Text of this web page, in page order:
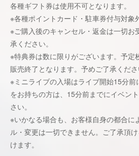
各種ギフト券は使⽤不可となります。
※各種ポイントカード・駐車券付与対象
※ご購入後のキャンセル・返金は一切お
承ください。
※特典券は数に限りがございます。予定
販売終了となります。予めご了承くださ
※ミニライブの入場はライブ開始15分前
をお持ちの方は、15分前までにイベン
さい。
※いかなる場合も、お客様自身の都合に
ル・変更は一切できません。ご了承頂
けます。